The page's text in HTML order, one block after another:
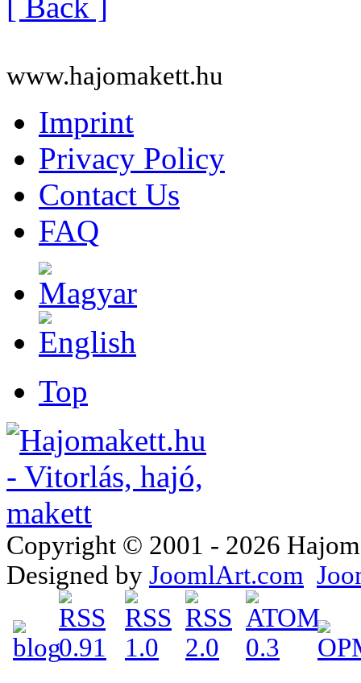
www.hajomakett.hu
Imprint
Privacy Policy
Contact Us
FAQ
Top
Copyright © 2001 - 2026
Designed by JoomlArt.com